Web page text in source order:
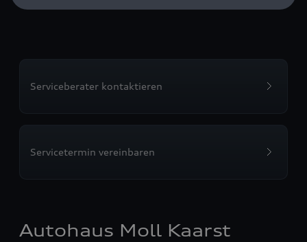
Serviceberater kontaktieren
Servicetermin vereinbaren
Autohaus Moll Kaarst